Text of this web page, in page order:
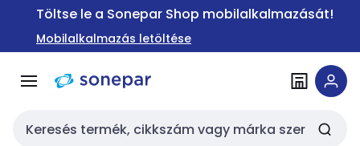
Ugrás a
Ugrás a
tartalomra
Töltse le a Sonepar Shop mobilalkalmazását!
Mobilalkalmazás letöltése
Keresési bemenet